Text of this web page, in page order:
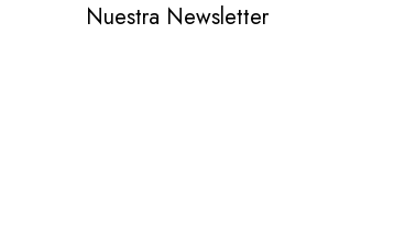
Nuestra Newsletter